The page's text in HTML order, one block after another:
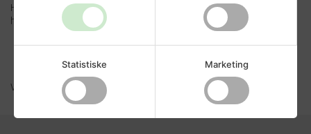
Statistiske Marketing
Hvis du vil have fat i Lars til en snak om jeres IT-løsninger, kan
han kontaktes direkte på:
Tlf.:30 54 25 84
E-mail:lb@ivaldi.dk
Velkommen på holdet, Lars!